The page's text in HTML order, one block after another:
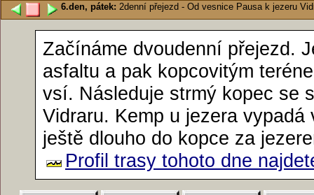
6.den, pátek: 2denní přejezd - Od vesnice Pausa k jezeru
Začínáme dvoudenní přejezd.
asfaltu a pak kopcovitým
vsí. Následuje strmý kopec se
Vidraru. Kemp u jezera
ještě dlouho do kopce za
Profil trasy tohoto dne